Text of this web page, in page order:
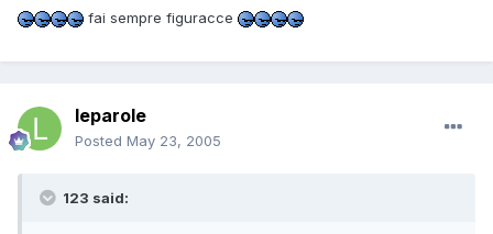
fai sempre figuracce
leparole
Posted May 23, 2005
123 said: